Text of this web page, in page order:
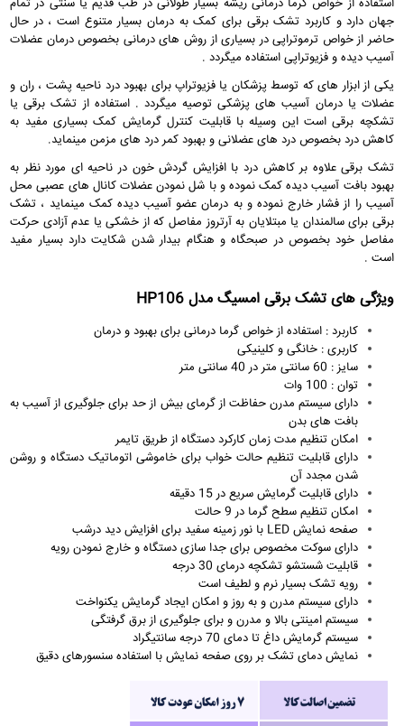
جهان دارد وکاربرد تشک برقی برای کمک به درمان بسیار متنوع است ، در حال
حاضر از خواص ترموتراپی در بسیاری از روش های درمانی بخصوص درمان عضلات
آسیب دیده و فزیوتراپی استفاده میگردد .
یکی از ابزار های که توسط پزشکان یا فزیوتراپ برای بهبود درد ناحیه پشت ، ران و
عضلات یا درمان آسیب های پزشکی توصیه میگردد . استفاده از تشک برقی یا
تشکچه برقی است این وسیله با قابلیت کنترل گرمایش کمک بسیاری مفید به
کاهش درد بخصوص درد های عضلانی و بهبود کمر درد های مزمن مینماید.
تشک برقی علاوه بر کاهش درد با افزایش گردش خون در ناحیه ای مورد نظر به
بهبود بافت آسیب دیده کمک نموده و با شل نمودن عضلات کانال های عصبی محل
آسیب را از فشار خارج نموده و به درمان عضو آسیب دیده کمک مینماید ، تشک
برقی برای سالمندان یا مبتلایان به آرتروز مفاصل که از خشکی یا عدم آزادی حرکت
مفاصل خود بخصوص در صبحگاه و هنگام بیدار شدن شکایت دارد بسیار مفید
است .
ویژگی های تشک برقی امسیگ مدل HP106
کاربرد : استفاده از خواص گرما درمانی برای بهبود و درمان
کاربری : خانگی و کلینیکی
سایز : 60 سانتی متر در 40 سانتی متر
توان : 100 وات
دارای سیستم مدرن حفاظت از گرمای بیش از حد برای جلوگیری از آسیب به
بافت های بدن
امکان تنظیم مدت زمان کارکرد دستگاه از طریق تایمر
دارای قابلیت تنظیم حالت خواب برای خاموشی اتوماتیک دستگاه و روشن
شدن مجدد آن
دارای قابلیت گرمایش سریع در 15 دقیقه
امکان تنظیم سطح گرما در 9 حالت
صفحه نمایش LED با نور زمینه سفید برای افزایش دید درشب
دارای سوکت مخصوص برای جدا سازی دستگاه و خارج نمودن رویه
قابلیت شستشو تشکچه درمای 30 درجه
رویه تشک بسیار نرم و لطیف است
دارای سیستم مدرن و به روز و امکان ایجاد گرمایش یکنواخت
سیستم امینتی بالا و مدرن و برای جلوگیری از برق گرفتگی
سیستم گرمایش داغ تا دمای 70 درجه سانتیگراد
نمایش دمای تشک بر روی صفحه نمایش با استفاده سنسورهای دقیق